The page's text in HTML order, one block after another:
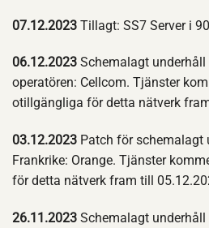
07.12.2023 Tillagt: SS7 Server i
06.12.2023 Schemalagt
operatören: Cellcom. Tjänster
otillgängliga för detta nätverk
03.12.2023 Patch för schemalagt
Frankrike: Orange. Tjänster
för detta nätverk fram till
26.11.2023 Schemalagt